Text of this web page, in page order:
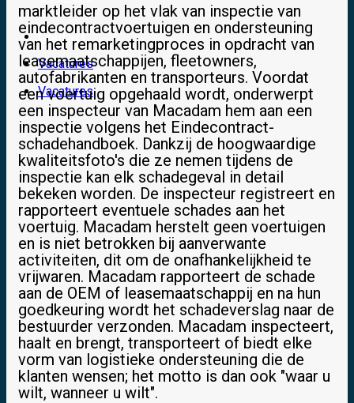
Contact
Vacatures
Vacatures
marktleider op het vlak van inspectie van
eindecontractvoertuigen en ondersteuning
van het remarketingproces in opdracht van
leasemaatschappijen, fleetowners,
autofabrikanten en transporteurs. Voordat
een voertuig opgehaald wordt, onderwerpt
een inspecteur van Macadam hem aan een
inspectie volgens het Eindecontract-
schadehandboek. Dankzij de hoogwaardige
kwaliteitsfoto's die ze nemen tijdens de
inspectie kan elk schadegeval in detail
bekeken worden. De inspecteur registreert en
rapporteert eventuele schades aan het
voertuig. Macadam herstelt geen voertuigen
en is niet betrokken bij aanverwante
activiteiten, dit om de onafhankelijkheid te
vrijwaren. Macadam rapporteert de schade
aan de OEM of leasemaatschappij en na hun
goedkeuring wordt het schadeverslag naar de
bestuurder verzonden. Macadam inspecteert,
haalt en brengt, transporteert of biedt elke
vorm van logistieke ondersteuning die de
klanten wensen; het motto is dan ook "waar u
wilt, wanneer u wilt".